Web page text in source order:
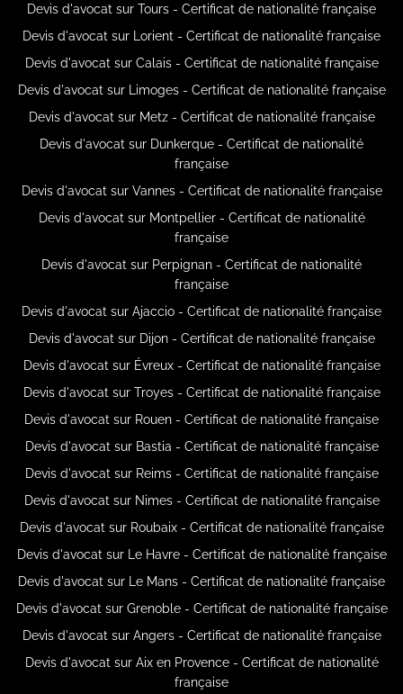
Devis d'avocat sur Tours - Certificat de nationalité française
Devis d'avocat sur Lorient - Certificat de nationalité française
Devis d'avocat sur Calais - Certificat de nationalité française
Devis d'avocat sur Limoges - Certificat de nationalité française
Devis d'avocat sur Metz - Certificat de nationalité française
Devis d'avocat sur Dunkerque - Certificat de nationalité
française
Devis d'avocat sur Vannes - Certificat de nationalité française
Devis d'avocat sur Montpellier - Certificat de nationalité
française
Devis d'avocat sur Perpignan - Certificat de nationalité
française
Devis d'avocat sur Ajaccio - Certificat de nationalité française
Devis d'avocat sur Dijon - Certificat de nationalité française
Devis d'avocat sur Évreux - Certificat de nationalité française
Devis d'avocat sur Troyes - Certificat de nationalité française
Devis d'avocat sur Rouen - Certificat de nationalité française
Devis d'avocat sur Bastia - Certificat de nationalité française
Devis d'avocat sur Reims - Certificat de nationalité française
Devis d'avocat sur Nimes - Certificat de nationalité française
Devis d'avocat sur Roubaix - Certificat de nationalité française
Devis d'avocat sur Le Havre - Certificat de nationalité française
Devis d'avocat sur Le Mans - Certificat de nationalité française
Devis d'avocat sur Grenoble - Certificat de nationalité française
Devis d'avocat sur Angers - Certificat de nationalité française
Devis d'avocat sur Aix en Provence - Certificat de nationalité
française